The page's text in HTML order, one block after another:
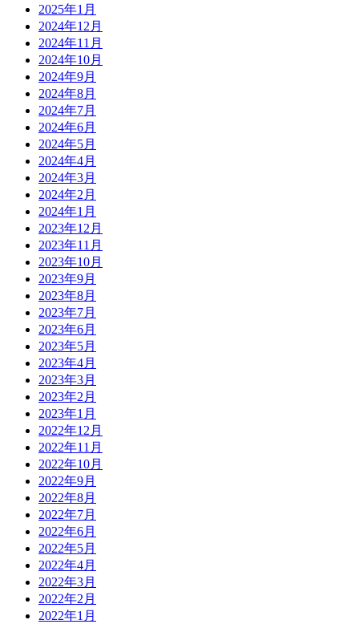
2025年1月
2024年12月
2024年11月
2024年10月
2024年9月
2024年8月
2024年7月
2024年6月
2024年5月
2024年4月
2024年3月
2024年2月
2024年1月
2023年12月
2023年11月
2023年10月
2023年9月
2023年8月
2023年7月
2023年6月
2023年5月
2023年4月
2023年3月
2023年2月
2023年1月
2022年12月
2022年11月
2022年10月
2022年9月
2022年8月
2022年7月
2022年6月
2022年5月
2022年4月
2022年3月
2022年2月
2022年1月